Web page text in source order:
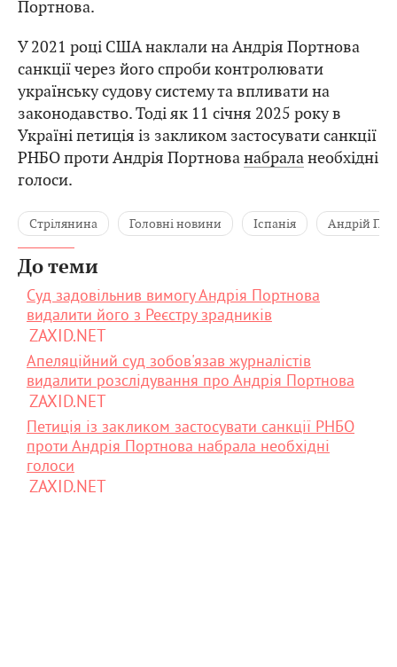
Портнова.
У 2021 році США наклали на Андрія Портнова
санкції через його спроби контролювати
українську судову систему та впливати на
законодавство. Тоді як 11 січня 2025 року в
Україні петиція із закликом застосувати санкції
РНБО проти Андрія Портнова набрала необхідні
голоси.
Стрілянина Головні новини Іспанія Андрій
До теми
Суд задовільнив вимогу Андрія Портнова
видалити його з Реєстру зрадників
ZAXID.NET
Апеляційний суд зобов'язав журналістів
видалити розслідування про Андрія Портнова
ZAXID.NET
Петиція із закликом застосувати санкції РНБО
проти Андрія Портнова набрала необхідні
голоси
ZAXID.NET